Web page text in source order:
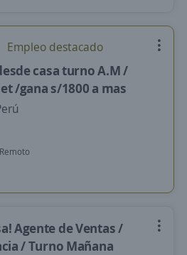
Empleo destacado
casa turno A.M /
/gana s/1800 a mas
Remoto
Agente de Ventas /
/ Turno Mañana